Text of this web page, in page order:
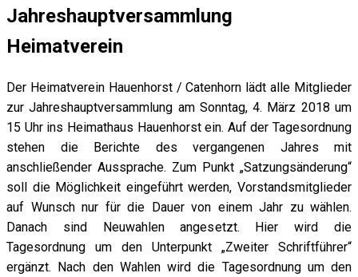
Jahreshauptversammlung
Heimatverein
Der Heimatverein Hauenhorst / Catenhorn lädt alle Mitglieder
zur Jahreshauptversammlung am Sonntag, 4. März 2018 um
15 Uhr ins Heimathaus Hauenhorst ein. Auf der Tagesordnung
stehen die Berichte des vergangenen Jahres mit
anschließender Aussprache. Zum Punkt „Satzungsänderung“
soll die Möglichkeit eingeführt werden, Vorstandsmitglieder
auf Wunsch nur für die Dauer von einem Jahr zu wählen.
Danach sind Neuwahlen angesetzt. Hier wird die
Tagesordnung um den Unterpunkt „Zweiter Schriftführer“
ergänzt. Nach den Wahlen wird die Tagesordnung um den